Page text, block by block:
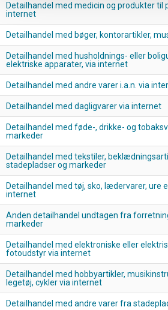
Detailhandel med medicin og produkter til
internet
Detailhandel med bøger, kontorartikler,
Detailhandel med husholdnings- eller
elektriske apparater, via internet
Detailhandel med andre varer i.a.n. via
Detailhandel med dagligvarer via internet
Detailhandel med føde-, drikke- og
markeder
Detailhandel med tekstiler,
stadepladser og markeder
Detailhandel med tøj, sko, lædervarer, ure
internet
Anden detailhandel undtagen fra
markeder
Detailhandel med elektroniske eller
fotoudstyr via internet
Detailhandel med hobbyartikler,
legetøj, cykler via internet
Detailhandel med andre varer fra